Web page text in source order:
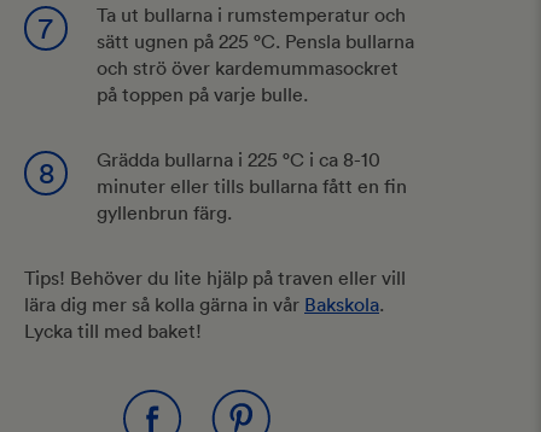
7
Ta ut bullarna i rumstemperatur och
sätt ugnen på 225 °C. Pensla bullarna
och strö över kardemummasockret
på toppen på varje bulle.
8
Grädda bullarna i 225 °C i ca 8-10
minuter eller tills bullarna fått en fin
gyllenbrun färg.
Tips! Behöver du lite hjälp på traven eller vill
lära dig mer så kolla gärna in vår Bakskola.
Lycka till med baket!